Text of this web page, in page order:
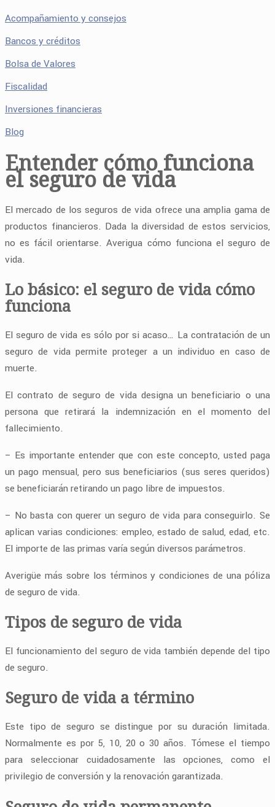
Acompañamiento y consejos
Bancos y créditos
Bolsa de Valores
Fiscalidad
Inversiones financieras
Blog
Entender cómo funciona
el seguro de vida
El mercado de los seguros de vida ofrece una amplia gama de
productos financieros. Dada la diversidad de estos servicios,
no es fácil orientarse. Averigua cómo funciona el seguro de
vida.
Lo básico: el seguro de vida cómo
funciona
El seguro de vida es sólo por si acaso… La contratación de un
seguro de vida permite proteger a un individuo en caso de
muerte.
El contrato de seguro de vida designa un beneficiario o una
persona que retirará la indemnización en el momento del
fallecimiento.
– Es importante entender que con este concepto, usted paga
un pago mensual, pero sus beneficiarios (sus seres queridos)
se beneficiarán retirando un pago libre de impuestos.
– No basta con querer un seguro de vida para conseguirlo. Se
aplican varias condiciones: empleo, estado de salud, edad, etc.
El importe de las primas varía según diversos parámetros.
Averigüe más sobre los términos y condiciones de una póliza
de seguro de vida.
Tipos de seguro de vida
El funcionamiento del seguro de vida también depende del tipo
de seguro.
Seguro de vida a término
Este tipo de seguro se distingue por su duración limitada.
Normalmente es por 5, 10, 20 o 30 años. Tómese el tiempo
para seleccionar cuidadosamente las opciones, como el
privilegio de conversión y la renovación garantizada.